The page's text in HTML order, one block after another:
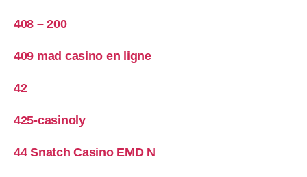
408 – 200
409 mad casino en ligne
42
425-casinoly
44 Snatch Casino EMD N